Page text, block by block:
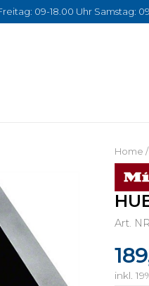
09-18.00 Uhr Samstag:
Home /
Art.
inkl.